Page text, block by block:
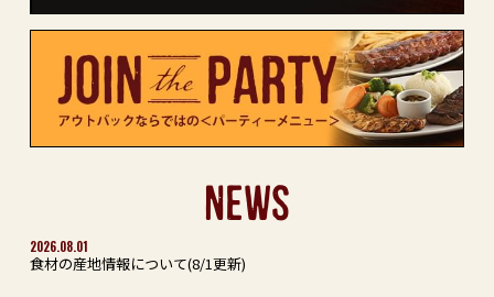
NEWS
2026.08.01
食材の産地情報について(8/1更新)